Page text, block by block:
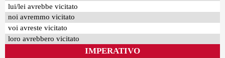
lui/lei avrebbe vicitato
noi avremmo vicitato
voi avreste vicitato
loro avrebbero vicitato
IMPERATIVO